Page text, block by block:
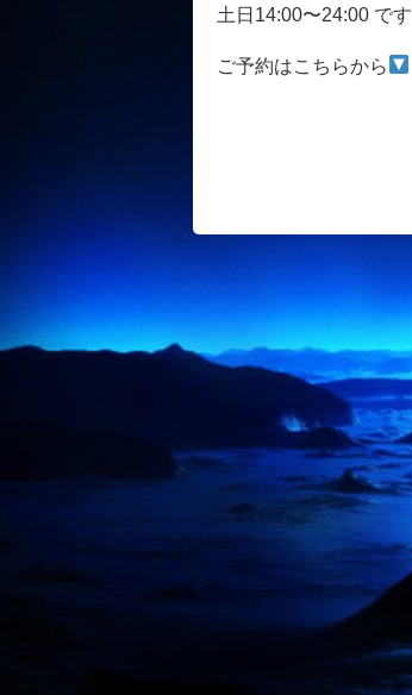
土日14:00〜24:00 です
ご予約はこちらから